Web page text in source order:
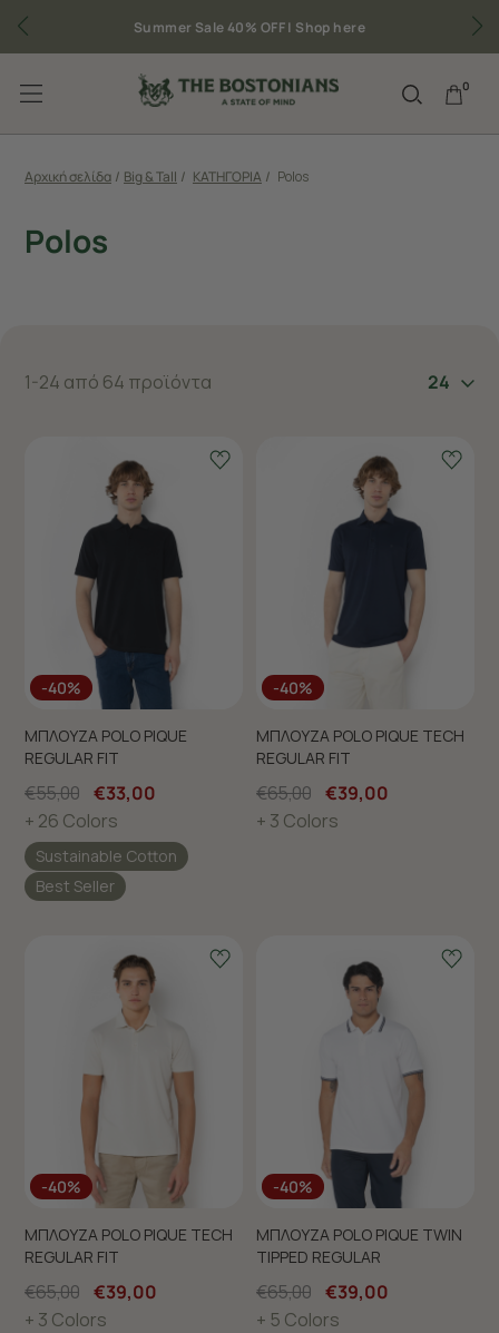
Summer Sale 40% OFF | Shop here
0
Αρχική σελίδα / Big & Tall / ΚΑΤΗΓΟΡΙΑ / Polos
Polos
1-24 από 64 προϊόντα 24
-40%
ΜΠΛΟΥΖΑ POLO PIQUE
REGULAR FIT
€55,00 €33,00
+ 26 Colors
Sustainable Cotton
Best Seller
-40%
ΜΠΛΟΥΖΑ POLO PIQUE TECH
REGULAR FIT
€65,00 €39,00
+ 3 Colors
-40%
ΜΠΛΟΥΖΑ POLO PIQUE TECH
REGULAR FIT
€65,00 €39,00
+ 3 Colors
-40%
ΜΠΛΟΥΖΑ POLO PIQUE TWIN
TIPPED REGULAR
€65,00 €39,00
+ 5 Colors